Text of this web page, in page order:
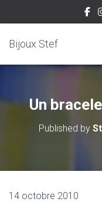
Bijoux Stef
Un
Published by
14 octobre 2010